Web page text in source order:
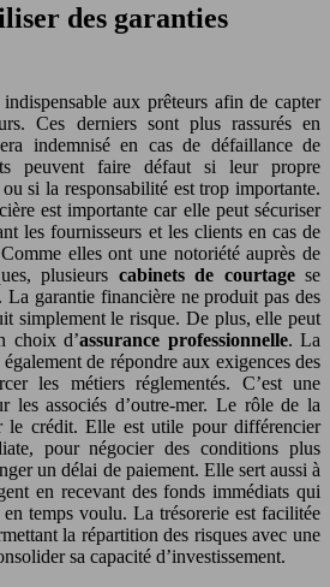
des garanties
aux prêteurs afin de capter
Ces derniers sont plus rassurés en
indemnisé en cas de défaillance de
peuvent faire défaut si leur propre
si la responsabilité est trop importante.
est importante car elle peut sécuriser
les fournisseurs et les clients en cas de
elles ont une notoriété auprès de
plusieurs cabinets de courtagese
La garantie financière ne produit pas des
simplement le risque. De plus, elle peut
choix d’assurance professionnelle. La
de répondre aux exigences des
les métiers réglementés. C’est une
les associés d’outre-mer. Le rôle de la
le crédit. Elle est utile pour différencier
pour négocier des conditions plus
un délai de paiement. Elle sert aussi à
en recevant des fonds immédiats qui
en temps voulu. La trésorerie est facilitée
la répartition des risques avec une
sa capacité d’investissement.